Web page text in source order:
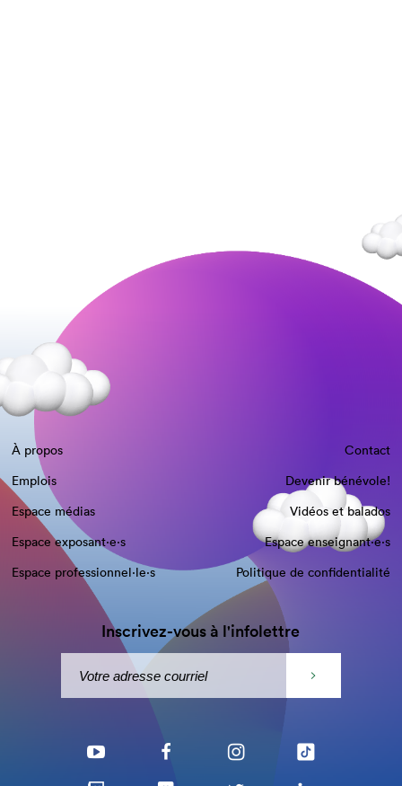
À propos
Contact
Emplois
Devenir bénévole!
Espace médias
Vidéos et balados
Espace exposant·e⋅s
Espace enseignant·e⋅s
Espace professionnel·le⋅s
Politique de confidentialité
Inscrivez-vous à l'infolettre